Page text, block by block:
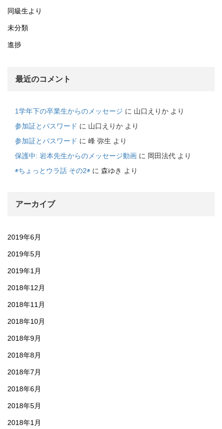
同級生より
未分類
進捗
最近のコメント
1学年下の卒業生からのメッセージ に 山口えりか より
参加証とパスワード に 山口えりか より
参加証とパスワード に 峰 弥生 より
保護中: 岩本先生からのメッセージ動画 に 岡田法代 より
◉ちょっとウラ話 その2◉ に 森ゆき より
アーカイブ
2019年6月
2019年5月
2019年1月
2018年12月
2018年11月
2018年10月
2018年9月
2018年8月
2018年7月
2018年6月
2018年5月
2018年1月